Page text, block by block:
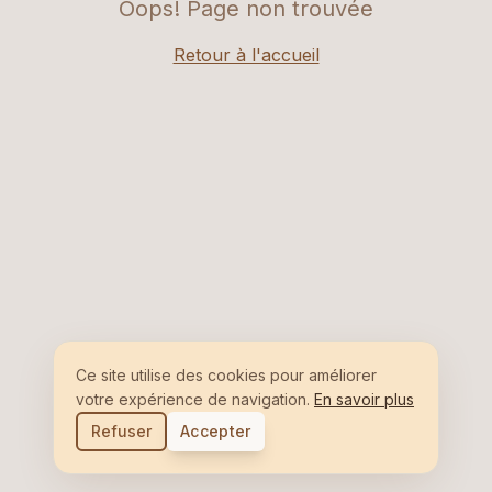
Oops! Page non trouvée
Retour à l'accueil
Ce site utilise des cookies pour améliorer
votre expérience de navigation. En savoir plus
Refuser
Accepter